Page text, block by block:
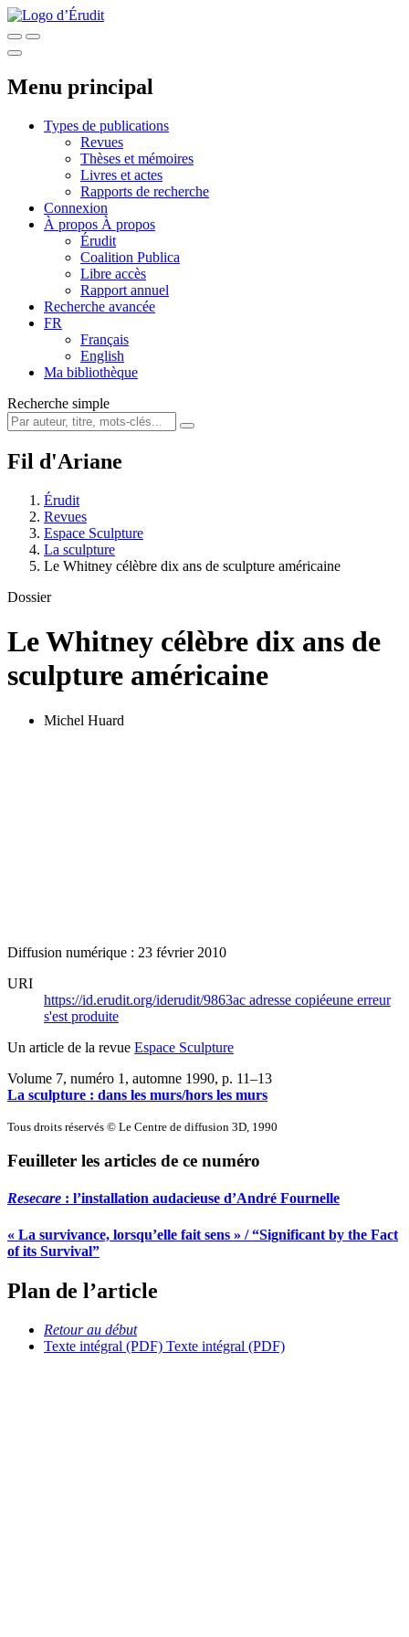
Menu principal
Types de publications
Revues
Thèses et mémoires
Livres et actes
Rapports de recherche
Connexion
À propos À propos
Érudit
Coalition Publica
Libre accès
Rapport annuel
Recherche avancée
FR
Français
English
Ma bibliothèque
Recherche simple
Fil d'Ariane
Érudit
Revues
Espace Sculpture
La sculpture
Le Whitney célèbre dix ans de sculpture américaine
Dossier
Le Whitney célèbre dix ans de
sculpture américaine
Michel Huard
Diffusion numérique : 23 février 2010
URI
https://id.erudit.org/iderudit/9863ac adresse copiéeune erreur
s'est produite
Un article de la revue Espace Sculpture
Volume 7, numéro 1, automne 1990, p. 11–13
La sculpture : dans les murs/hors les murs
Tous droits réservés © Le Centre de diffusion 3D, 1990
Feuilleter les articles de ce numéro
Resecare : l’installation audacieuse d’André Fournelle
« La survivance, lorsqu’elle fait sens » / “Significant by the Fact
of its Survival”
Plan de l’article
Retour au début
Texte intégral (PDF) Texte intégral (PDF)